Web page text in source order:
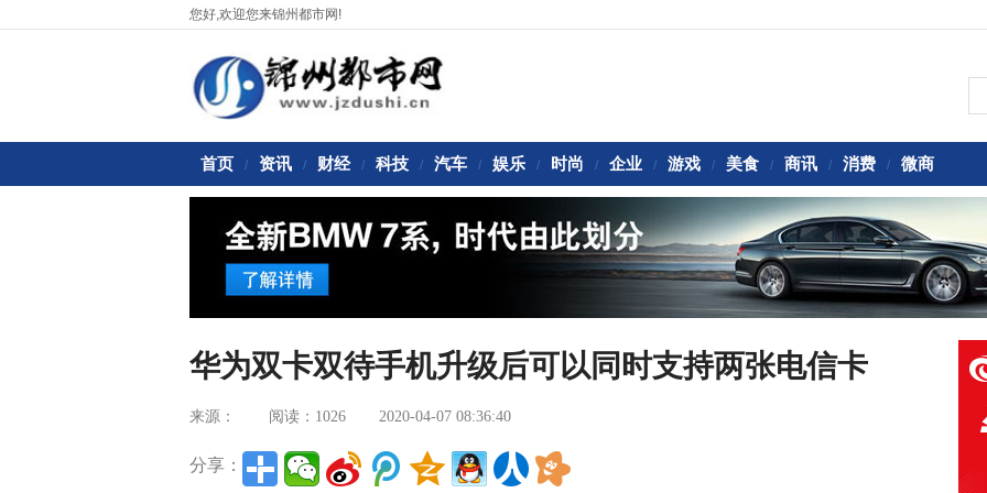
您好,欢迎您来锦州都市网!
首页 / 资讯 / 财经 / 科技 / 汽车 / 娱乐 / 时尚 / 企业 / 游戏 / 美食 / 商讯 / 消费 / 微商
华为双卡双待手机升级后可以同时支持两张电信卡
来源： 阅读：1026 2020-04-07 08:36:40
分享：